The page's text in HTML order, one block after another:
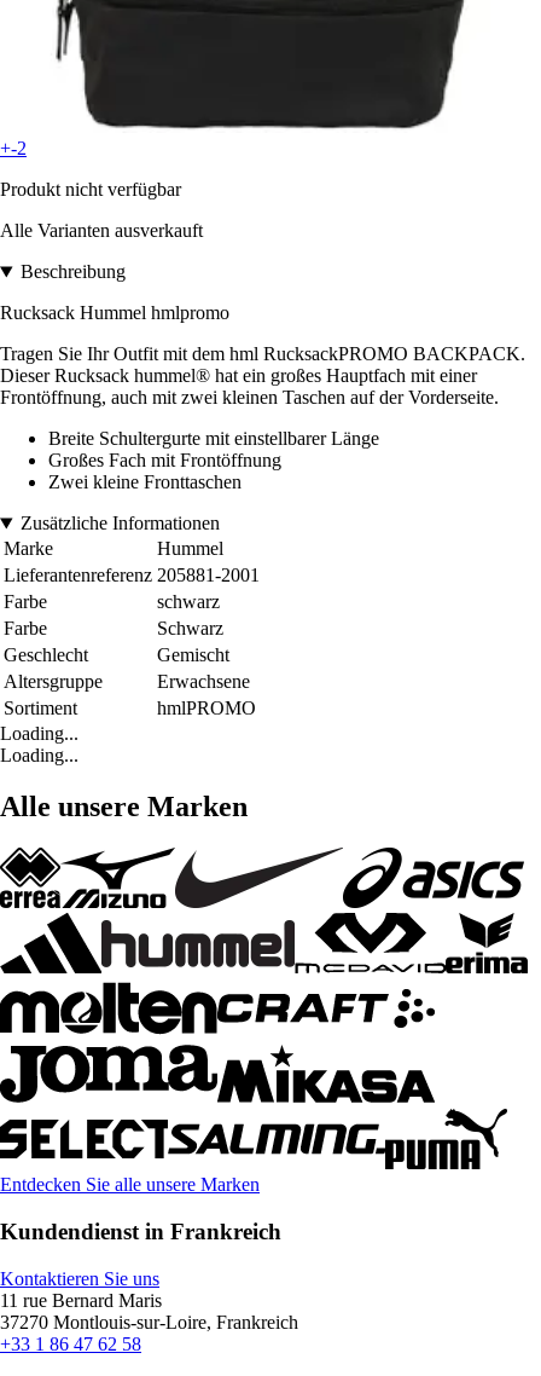
+-2
Produkt nicht verfügbar
Alle Varianten ausverkauft
Beschreibung
Rucksack Hummel hmlpromo
Tragen Sie Ihr Outfit mit dem hml RucksackPROMO BACKPACK.
Dieser Rucksack hummel® hat ein großes Hauptfach mit einer
Frontöffnung, auch mit zwei kleinen Taschen auf der Vorderseite.
Breite Schultergurte mit einstellbarer Länge
Großes Fach mit Frontöffnung
Zwei kleine Fronttaschen
Zusätzliche Informationen
Marke
Hummel
Lieferantenreferenz 205881-2001
Farbe
schwarz
Farbe
Schwarz
Geschlecht
Gemischt
Altersgruppe
Erwachsene
Sortiment
hmlPROMO
Loading...
Loading...
Alle unsere Marken
Entdecken Sie alle unsere Marken
Kundendienst in Frankreich
Kontaktieren Sie uns
11 rue Bernard Maris
37270 Montlouis-sur-Loire, Frankreich
+33 1 86 47 62 58